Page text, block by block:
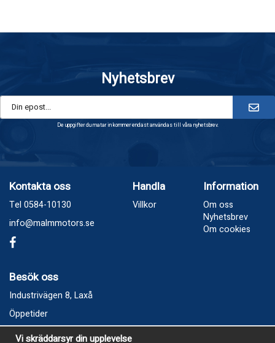
Nyhetsbrev
De uppgifter du matar in kommer endast användas till våra nyhetsbrev.
Kontakta oss
Tel 0584-10130
info@malmmotors.se
Handla
Villkor
Information
Om oss
Nyhetsbrev
Om cookies
Besök oss
Industrivägen 8, Laxå
Öppetider
Vecka 32
Vi skräddarsyr din upplevelse